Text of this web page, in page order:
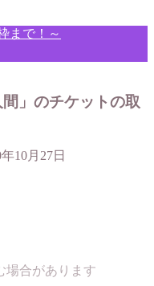
まで！～
」のチケットの取
10月27日
場合があります